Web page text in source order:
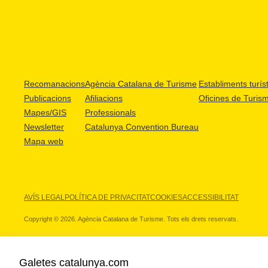
Recomanacions
Publicacions
Mapes/GIS
Newsletter
Mapa web
Agència Catalana de Turisme
Afiliacions
Professionals
Catalunya Convention Bureau
Establiments
Oficines de
AVÍS LEGALPOLÍTICA DE PRIVACITATCOOKIESACCESSIBILITAT
Copyright © 2026. Agència Catalana de Turisme. Tots els drets reservats.
Galetes catalunya.com